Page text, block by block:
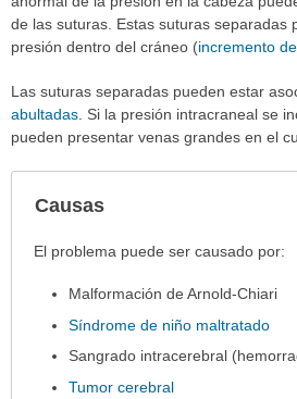
de las suturas. Estas suturas separadas
presión dentro del cráneo (incremento
Las suturas separadas pueden estar
abultadas . Si la presión intracraneal se
pueden presentar venas grandes en el
Causas
Causas
extendido.
El problema puede ser causado por:
Malformación de Arnold-Chiari
Síndrome de niño maltratado
Sangrado intracerebral
Tumor cerebral